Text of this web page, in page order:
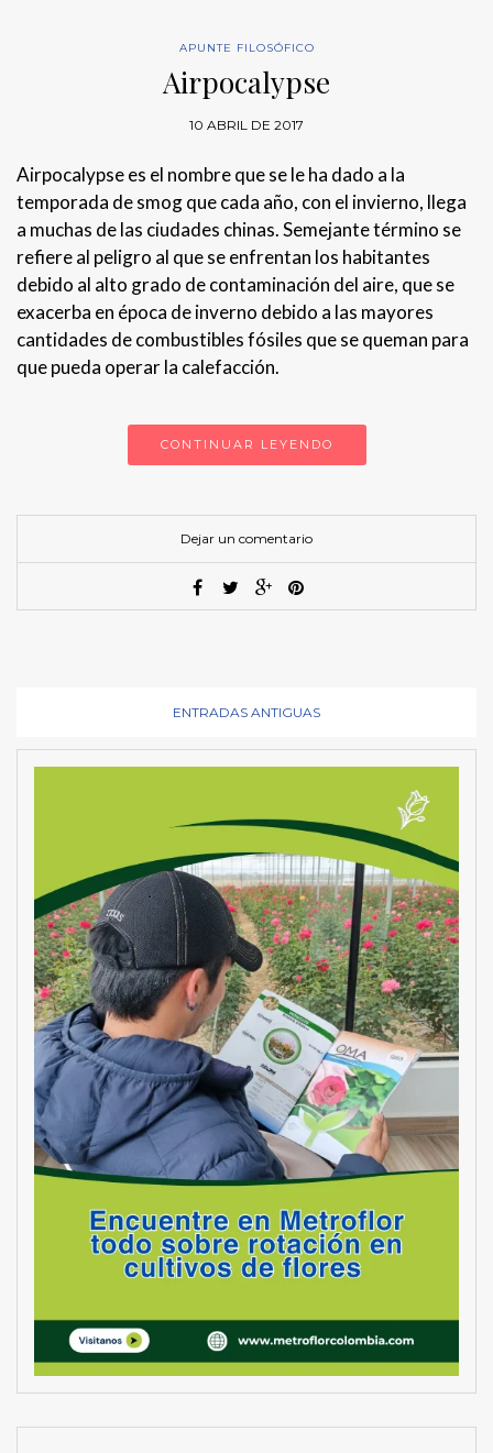
APUNTE FILOSÓFICO
Airpocalypse
10 ABRIL DE 2017
Airpocalypse es el nombre que se le ha dado a la
temporada de smog que cada año, con el invierno, llega
a muchas de las ciudades chinas. Semejante término se
refiere al peligro al que se enfrentan los habitantes
debido al alto grado de contaminación del aire, que se
exacerba en época de inverno debido a las mayores
cantidades de combustibles fósiles que se queman para
que pueda operar la calefacción.
CONTINUAR LEYENDO
Dejar un comentario
ENTRADAS ANTIGUAS